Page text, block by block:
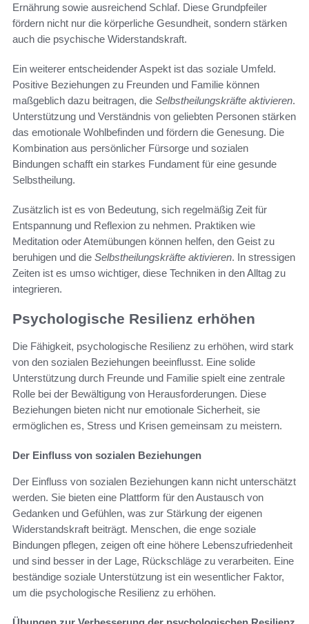
Ernährung sowie ausreichend Schlaf. Diese Grundpfeiler
fördern nicht nur die körperliche Gesundheit, sondern stärken
auch die psychische Widerstandskraft.
Ein weiterer entscheidender Aspekt ist das soziale Umfeld.
Positive Beziehungen zu Freunden und Familie können
maßgeblich dazu beitragen, die Selbstheilungskräfte aktivieren.
Unterstützung und Verständnis von geliebten Personen stärken
das emotionale Wohlbefinden und fördern die Genesung. Die
Kombination aus persönlicher Fürsorge und sozialen
Bindungen schafft ein starkes Fundament für eine gesunde
Selbstheilung.
Zusätzlich ist es von Bedeutung, sich regelmäßig Zeit für
Entspannung und Reflexion zu nehmen. Praktiken wie
Meditation oder Atemübungen können helfen, den Geist zu
beruhigen und die Selbstheilungskräfte aktivieren. In stressigen
Zeiten ist es umso wichtiger, diese Techniken in den Alltag zu
integrieren.
Psychologische Resilienz erhöhen
Die Fähigkeit, psychologische Resilienz zu erhöhen, wird stark
von den sozialen Beziehungen beeinflusst. Eine solide
Unterstützung durch Freunde und Familie spielt eine zentrale
Rolle bei der Bewältigung von Herausforderungen. Diese
Beziehungen bieten nicht nur emotionale Sicherheit, sie
ermöglichen es, Stress und Krisen gemeinsam zu meistern.
Der Einfluss von sozialen Beziehungen
Der Einfluss von sozialen Beziehungen kann nicht unterschätzt
werden. Sie bieten eine Plattform für den Austausch von
Gedanken und Gefühlen, was zur Stärkung der eigenen
Widerstandskraft beiträgt. Menschen, die enge soziale
Bindungen pflegen, zeigen oft eine höhere Lebenszufriedenheit
und sind besser in der Lage, Rückschläge zu verarbeiten. Eine
beständige soziale Unterstützung ist ein wesentlicher Faktor,
um die psychologische Resilienz zu erhöhen.